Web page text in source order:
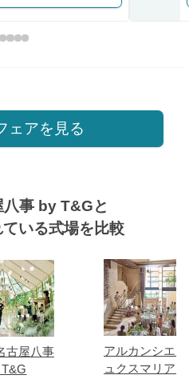
ェアを見る
八事 by T&Gと
いる式場を比較
古屋八事
T&G
アルカンシエ
ュクスマリア